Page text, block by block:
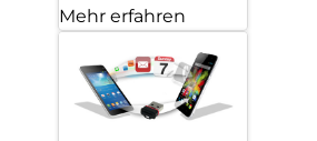
Mehr erfahren